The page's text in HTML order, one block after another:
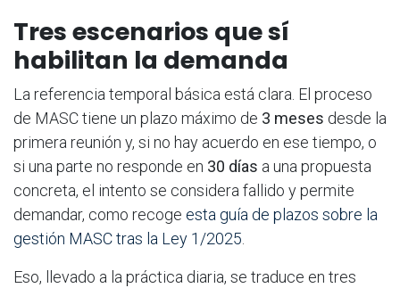
Tres escenarios que sí
habilitan la demanda
La referencia temporal básica está clara. El proceso
de MASC tiene un plazo máximo de 3 meses desde la
primera reunión y, si no hay acuerdo en ese tiempo, o
si una parte no responde en 30 días a una propuesta
concreta, el intento se considera fallido y permite
demandar, como recoge esta guía de plazos sobre la
gestión MASC tras la Ley 1/2025.
Eso, llevado a la práctica diaria, se traduce en tres